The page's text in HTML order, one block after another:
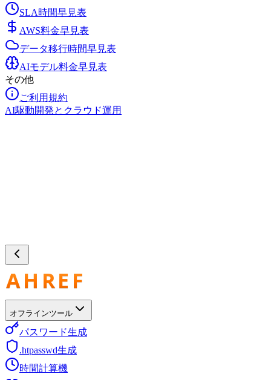
SLA時間早見表
AWS料金早見表
データ移行時間早見表
AIモデル料金早見表
その他
ご利用規約
AI駆動開発とクラウド運用
オフラインツール
パスワード生成
.htpasswd生成
時間計算機